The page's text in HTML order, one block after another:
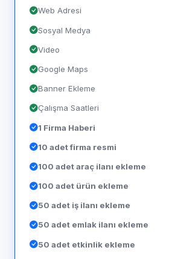
Web Adresi
Sosyal Medya
Video
Google Maps
Banner Ekleme
Çalışma Saatleri
1 Firma Haberi
10 adet firma resmi
100 adet araç ilanı ekleme
100 adet ürün ekleme
50 adet iş ilanı ekleme
50 adet emlak ilanı ekleme
50 adet etkinlik ekleme